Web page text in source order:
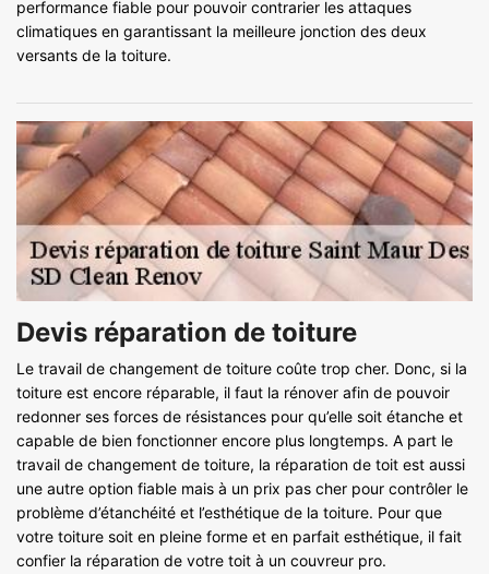
performance fiable pour pouvoir contrarier les attaques
climatiques en garantissant la meilleure jonction des deux
versants de la toiture.
Devis réparation de toiture
Le travail de changement de toiture coûte trop cher. Donc, si la
toiture est encore réparable, il faut la rénover afin de pouvoir
redonner ses forces de résistances pour qu’elle soit étanche et
capable de bien fonctionner encore plus longtemps. A part le
travail de changement de toiture, la réparation de toit est aussi
une autre option fiable mais à un prix pas cher pour contrôler le
problème d’étanchéité et l’esthétique de la toiture. Pour que
votre toiture soit en pleine forme et en parfait esthétique, il fait
confier la réparation de votre toit à un couvreur pro.